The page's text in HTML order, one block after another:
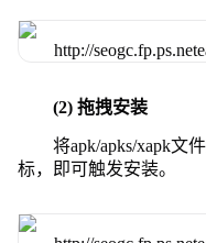
(2) 拖拽安装
将apk/apks/xapk文
标，即可触发安装。